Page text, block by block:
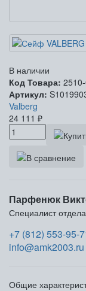
В наличии
Код Товара:
Артикул:
Valberg
24 111 ₽
Парфенюк
Специалист
+7 (812) 553-95-
info@amk2003.ru
Общие